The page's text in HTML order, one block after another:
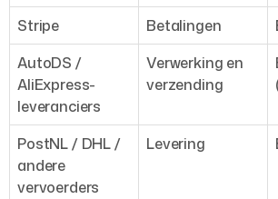
Stripe Betalingen
AutoDS /
AliExpress-
leveranciers
Verwerking en
verzending
PostNL / DHL /
andere
vervoerders
Levering